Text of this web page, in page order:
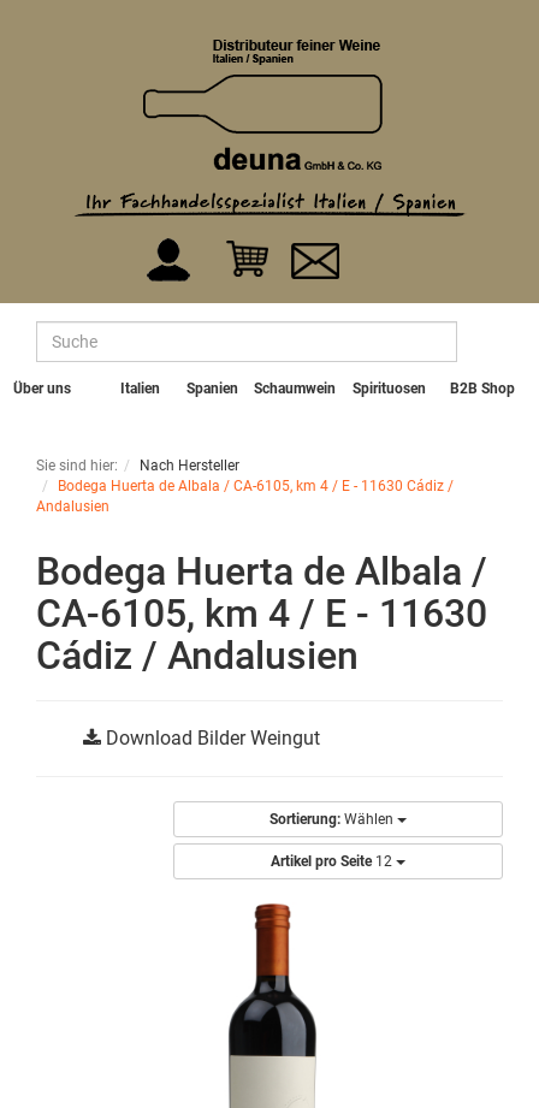
Über uns Italien Spanien Schaumwein Spirituosen B2B Shop
Sie sind hier:
Nach Hersteller
Bodega Huerta de Albala / CA-6105, km 4 / E - 11630 Cádiz /
Andalusien
Bodega Huerta de Albala /
CA-6105, km 4 / E - 11630
Cádiz / Andalusien
Download Bilder Weingut
Sortierung: Wählen
Artikel pro Seite 12